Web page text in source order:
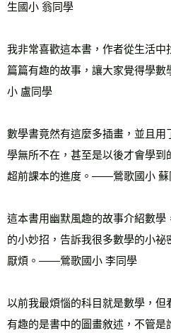
生國小 翁同學
我非常喜歡這本書，作者從生活
篇篇有趣的故事，讓大家覺得學
小 盧同學
數學書竟然有這麼多插畫，並且
學無所不在，甚至是以後才會學
超前課本的進度。——鶯歌國小 蘇
這本書用幽默風趣的故事介紹數
的小妙招，告訴我很多數學的小
厭煩。——鶯歌國小 李同學
以前我最煩惱的科目就是數學，但
有趣的是書中的圖畫敘述，不管